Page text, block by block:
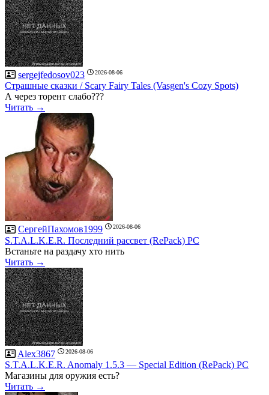
sergejfedosov023 2026-08-06
Страшные сказки / Scary Fairy Tales (Vasgen's Cozy Spots)
А через торент слабо???
Читать →
СергейПахомов1999 2026-08-06
S.T.A.L.K.E.R. Последний рассвет (RePack) PC
Встаньте на раздачу хто нить
Читать →
Alex3867 2026-08-06
S.T.A.L.K.E.R. Anomaly 1.5.3 — Special Edition (RePack) PC
Магазины для оружия есть?
Читать →